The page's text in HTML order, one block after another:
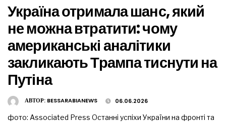
Україна отримала шанс, який
не можна втратити: чому
американські аналітики
закликають Трампа тиснути на
Путіна
АВТОР: BESSARABIANEWS 06.06.2026
фото: Associated Press Останні успіхи України на фронті та